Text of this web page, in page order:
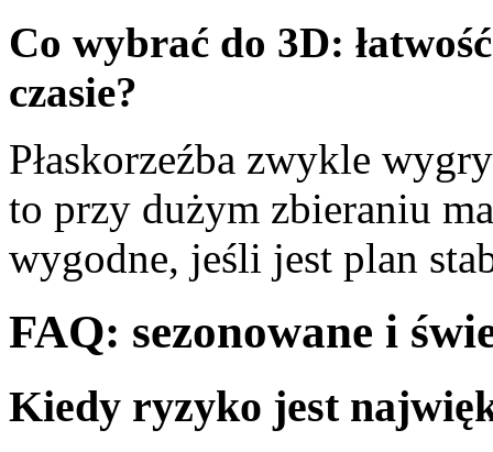
Co wybrać do 3D:
czasie?
Płaskorzeźba zwykle
to przy dużym zbieraniu
wygodne, jeśli jest plan
FAQ: sezonowane i
Kiedy ryzyko jest